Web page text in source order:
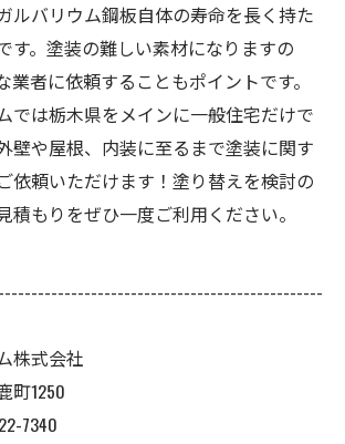
ルバリウム鋼板自体の寿命を長く持た
す。塗装の難しい素材になりますの
業者に依頼することもポイントです。
では栃木県をメインに一般住宅だけで
壁や屋根、内装に至るまで塗装に関す
依頼いただけます！塗り替えを検討の
積もりをぜひ一度ご利用ください。
株式会社
町1250
7340